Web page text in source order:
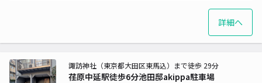
詳細へ
荏原中延駅徒歩6分池田邸akippa駐車場
諏訪神社（東京都大田区東馬込）まで徒歩 29分